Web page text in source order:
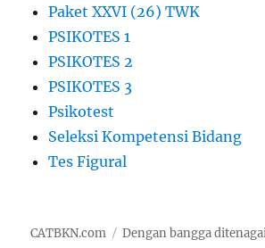
Paket XXVI (26) TWK
PSIKOTES 1
PSIKOTES 2
PSIKOTES 3
Psikotest
Seleksi Kompetensi Bidang
Tes Figural
CATBKN.com Dengan bangga